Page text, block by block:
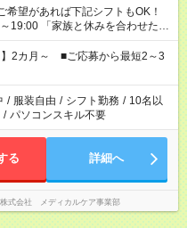
を合わせた
がしたい」 「できれば残業はし
さいね。 ※Wワーク希望
る勤務時間と、もう1つのお仕事
を超える場合は応募できません。
】2カ月～ ■ご応募から最短2～3
/ 服装自由 / シフト勤務 / 10名以
/ パソコンスキル不要
る 詳細へ
株式会社 メディカルケア事業部